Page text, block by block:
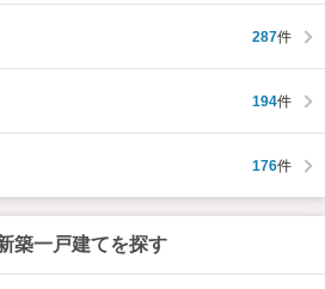
287件
194件
176件
築一戸建てを探す